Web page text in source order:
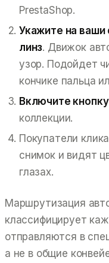
PrestaShop.
Укажите на
линз. Движок
узор. Подойдет
кончике пальца
Включите
коллекции.
Покупатели
снимок и видят
глазах.
Маршрутизация
классифицирует
отправляются в
а не в общие